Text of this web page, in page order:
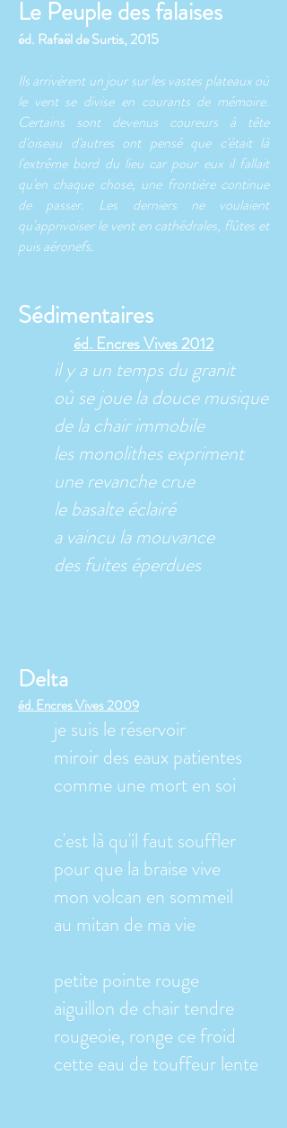
Le Peuple des falaises
éd. Rafaël de Surtis, 2015
Ils arrivèrent un jour sur les vastes plateaux où
le vent se divise en courants de mémoire.
Certains sont devenus coureurs à tête
d'oiseau d'autres ont pensé que c'était là
l'extrême bord du lieu car pour eux il fallait
qu'en chaque chose, une frontière continue
de passer. Les derniers ne voulaient
qu'apprivoiser le vent en cathédrales, flûtes et
puis aéronefs.
Sédimentaires
éd. Encres Vives 2012
il y a un temps du granit
où se joue la douce musique
de la chair immobile
les monolithes expriment
une revanche crue
le basalte éclairé
a vaincu la mouvance
des fuites éperdues
Delta
éd. Encres Vives 2009
je suis le réservoir
miroir des eaux patientes
comme une mort en soi
c'est là qu'il faut souffler
pour que la braise vive
mon volcan en sommeil
au mitan de ma vie
petite pointe rouge
aiguillon de chair tendre
rougeoie, ronge ce froid
cette eau de touffeur lente